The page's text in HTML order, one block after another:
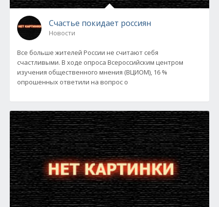
Счастье покидает россиян
Новости
Все больше жителей России не считают себя
счастливыми. В ходе опроса Всероссийским центром
изучения общественного мнения (ВЦИОМ), 16 %
опрошенных ответили на вопрос о